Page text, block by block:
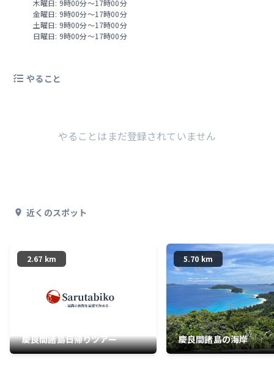
木曜日: 9時00分～17時00分
金曜日: 9時00分～17時00分
土曜日: 9時00分～17時00分
日曜日: 9時00分～17時00分
やること
やることはまだ登録されていません
近くのスポット
2.67 km
慶良間諸島日帰りツアー
5.70 km
慶良間諸島の海岸